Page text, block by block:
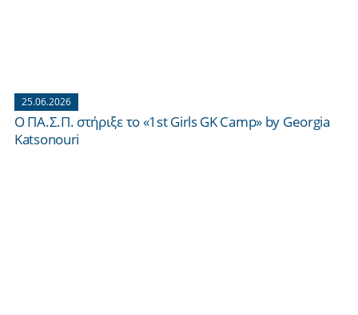
25.06.2026
Ο ΠΑ.Σ.Π. στήριξε το «1st Girls GK Camp» by Georgia
Katsonouri